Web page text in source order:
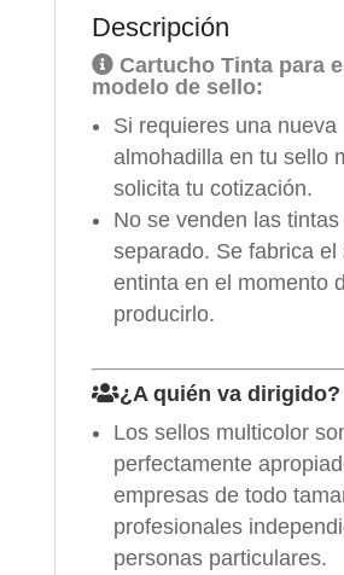
Descripción
Cartucho Tinta para
modelo de sello:
Si requieres una nueva
almohadilla en tu sello
solicita tu cotización.
No se venden las tintas
separado. Se fabrica
entinta en el momento
producirlo.
¿A quién va dirigido?
Los sellos multicolor
perfectamente
empresas de todo
profesionales
personas particulares.